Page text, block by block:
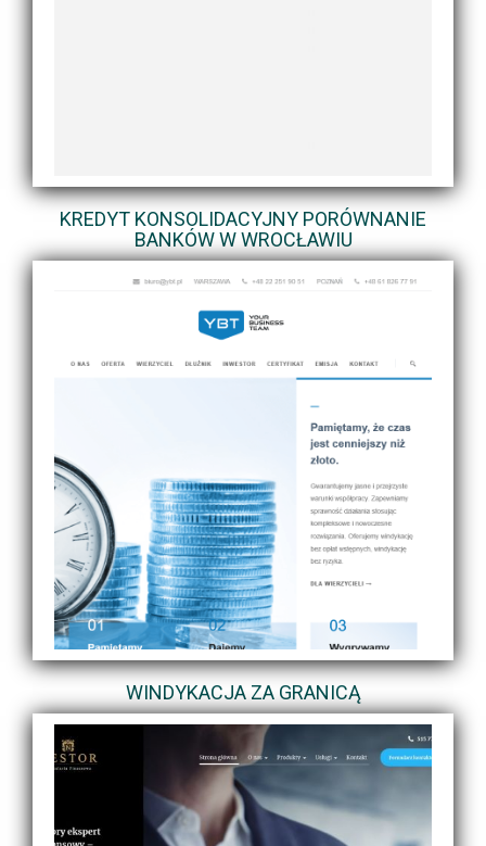
KREDYT KONSOLIDACYJNY PORÓWNANIE
BANKÓW W WROCŁAWIU
WINDYKACJA ZA GRANICĄ